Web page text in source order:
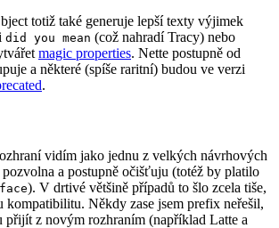
totiž také generuje lepší texty výjimek
did you mean (což nahradí Tracy) nebo
magic properties. Nette postupně od
a některé (spíše raritní) budou ve verzi
.
vidím jako jednu z velkých návrhových
a postupně očišťuju (totéž by platilo
). V drtivé většině případů to šlo zcela tiše,
kompatibilitu. Někdy zase jsem prefix neřešil,
přijít z novým rozhraním (například Latte a